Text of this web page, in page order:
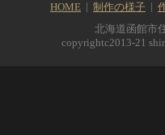
HOME 制作の様子
北海道函館市
copyrightc2013-21